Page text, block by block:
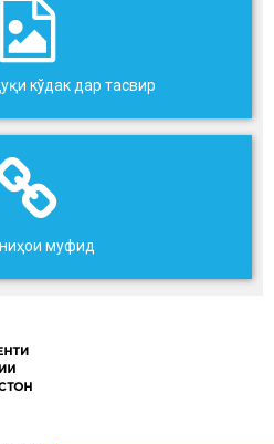
кўдак дар тасвир
муфид